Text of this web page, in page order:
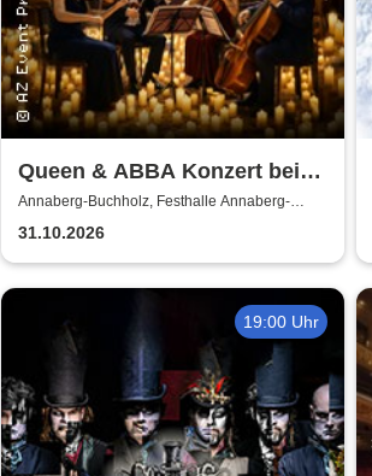
Queen & ABBA Konzert bei
Kerzenschein
Annaberg-Buchholz, Festhalle Annaberg-
Buchholz
31.10.2026
19:00 Uhr